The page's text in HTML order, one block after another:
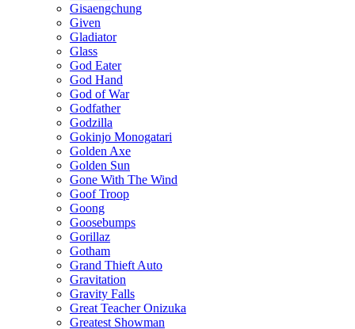
Gisaengchung
Given
Gladiator
Glass
God Eater
God Hand
God of War
Godfather
Godzilla
Gokinjo Monogatari
Golden Axe
Golden Sun
Gone With The Wind
Goof Troop
Goong
Goosebumps
Gorillaz
Gotham
Grand Thieft Auto
Gravitation
Gravity Falls
Great Teacher Onizuka
Greatest Showman